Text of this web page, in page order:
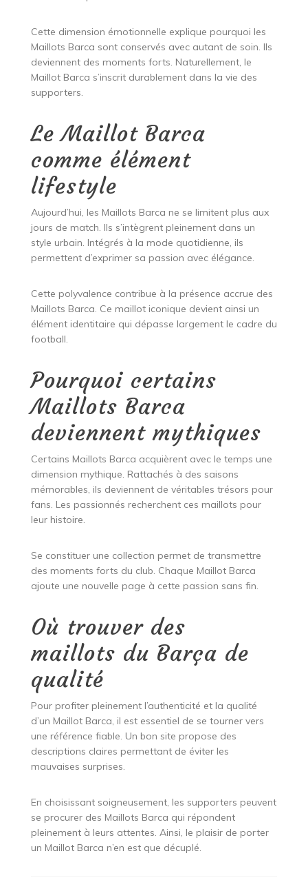
Cette dimension émotionnelle explique pourquoi les
Maillots Barca sont conservés avec autant de soin. Ils
deviennent des moments forts. Naturellement, le
Maillot Barca s’inscrit durablement dans la vie des
supporters.
Le Maillot Barca
comme élément
lifestyle
Aujourd’hui, les Maillots Barca ne se limitent plus aux
jours de match. Ils s’intègrent pleinement dans un
style urbain. Intégrés à la mode quotidienne, ils
permettent d’exprimer sa passion avec élégance.
Cette polyvalence contribue à la présence accrue des
Maillots Barca. Ce maillot iconique devient ainsi un
élément identitaire qui dépasse largement le cadre du
football.
Pourquoi certains
Maillots Barca
deviennent mythiques
Certains Maillots Barca acquièrent avec le temps une
dimension mythique. Rattachés à des saisons
mémorables, ils deviennent de véritables trésors pour
fans. Les passionnés recherchent ces maillots pour
leur histoire.
Se constituer une collection permet de transmettre
des moments forts du club. Chaque Maillot Barca
ajoute une nouvelle page à cette passion sans fin.
Où trouver des
maillots du Barça de
qualité
Pour profiter pleinement l’authenticité et la qualité
d’un Maillot Barca, il est essentiel de se tourner vers
une référence fiable. Un bon site propose des
descriptions claires permettant de éviter les
mauvaises surprises.
En choisissant soigneusement, les supporters peuvent
se procurer des Maillots Barca qui répondent
pleinement à leurs attentes. Ainsi, le plaisir de porter
un Maillot Barca n’en est que décuplé.